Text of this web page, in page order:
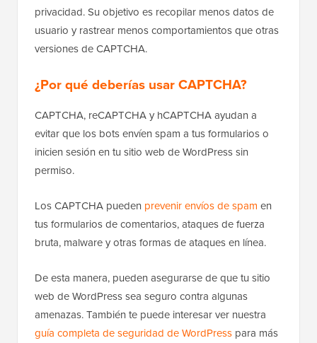
privacidad. Su objetivo es recopilar menos datos de
usuario y rastrear menos comportamientos que otras
versiones de CAPTCHA.
¿Por qué deberías usar CAPTCHA?
CAPTCHA, reCAPTCHA y hCAPTCHA ayudan a
evitar que los bots envíen spam a tus formularios o
inicien sesión en tu sitio web de WordPress sin
permiso.
Los CAPTCHA pueden prevenir envíos de spam en
tus formularios de comentarios, ataques de fuerza
bruta, malware y otras formas de ataques en línea.
De esta manera, pueden asegurarse de que tu sitio
web de WordPress sea seguro contra algunas
amenazas. También te puede interesar ver nuestra
guía completa de seguridad de WordPress para más